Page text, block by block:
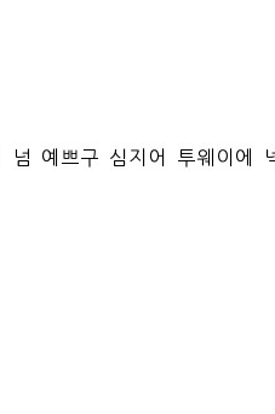
예쁘구 심지어 투웨이에